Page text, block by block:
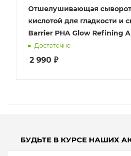
Отшелушивающая
кислотой для гладкости и
Barrier PHA Glow Refining
Достаточно
2 990 ₽
БУДЬТЕ В КУРСЕ НАШИХ